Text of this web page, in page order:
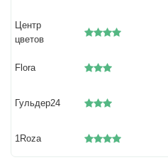
Центр
цветов
Flora
Гульдер24
1Roza